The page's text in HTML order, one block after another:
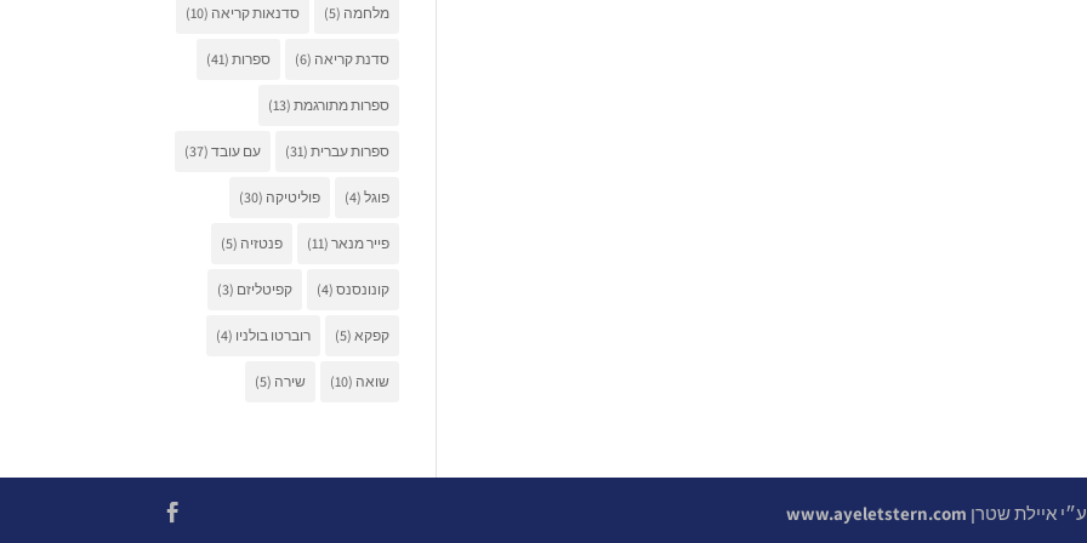
מלחמה (5) סדנאות קריאה (10)
סדנת קריאה (6) ספרות (41)
ספרות מתורגמת (13)
ספרות עברית (31) עם עובד (37)
פוגל (4) פוליטיקה (30)
פייר מנאר (11) פנטזיה (5)
קונונסנס (4) קפיטליזם (3)
קפקא (5) רוברטו בולניו (4)
שואה (10) שירה (5)
איילת שטרן www.ayeletstern.com